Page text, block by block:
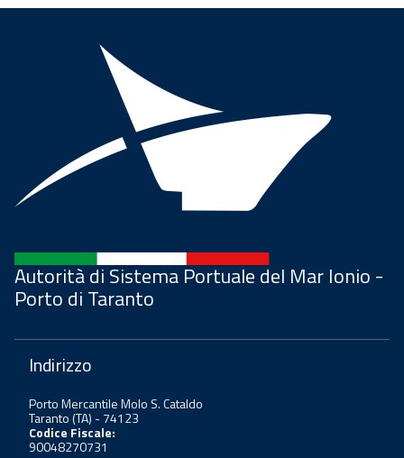
Autorità di Sistema Portuale del Mar Ionio -
Porto di Taranto
Indirizzo
Porto Mercantile Molo S. Cataldo
Taranto (TA) - 74123
Codice Fiscale:
90048270731